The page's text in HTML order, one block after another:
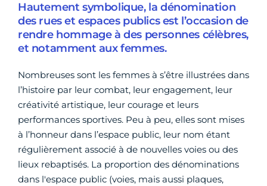
Hautement symbolique, la dénomination
des rues et espaces publics est l’occasion de
rendre hommage à des personnes célèbres,
et notamment aux femmes.
Nombreuses sont les femmes à s’être illustrées dans
l’histoire par leur combat, leur engagement, leur
créativité artistique, leur courage et leurs
performances sportives. Peu à peu, elles sont mises
à l’honneur dans l’espace public, leur nom étant
régulièrement associé à de nouvelles voies ou des
lieux rebaptisés. La proportion des dénominations
dans l'espace public (voies, mais aussi plaques,